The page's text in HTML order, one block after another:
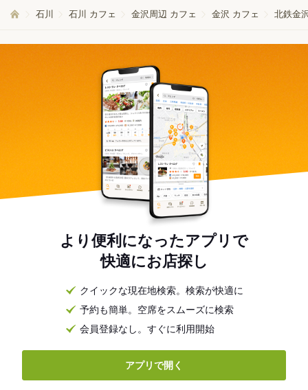
石川 石川 カフェ 金沢周辺 カフェ 金沢 カフェ 北鉄金
より便利になったアプリで
快適にお店探し
クイックな現在地検索。検索が快適に
予約も簡単。空席をスムーズに検索
会員登録なし。すぐに利用開始
アプリで開く